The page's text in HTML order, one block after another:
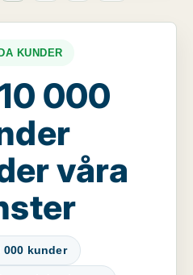
KUNDER
000
våra
000 kunder